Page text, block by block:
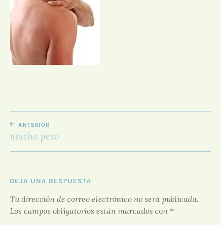
D
O
R
F
NAVEGACIÓN
DE
ENTRADAS
ANTERIOR
mucho peso
DEJA UNA RESPUESTA
Tu dirección de correo electrónico no será publicada.
Los campos obligatorios están marcados con *